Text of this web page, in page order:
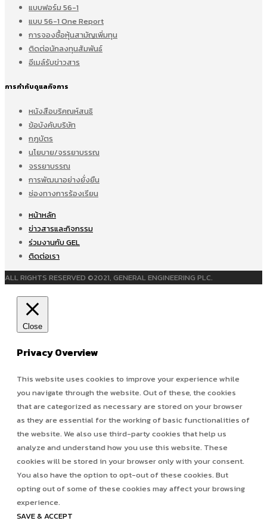
แบบฟอร์ม 56-1
แบบ 56-1 One Report
การจองซื้อหุ้นสามัญเพิ่มทุน
ติดต่อนักลงทุนสัมพันธ์
อีเมล์รับข่าวสาร
การกำกับดูแลกิจการ
หนังสือบริคณห์สนธิ
ข้อบังคับบริษัท
กฎบัตร
นโยบาย/จรรยาบรรณ
จรรยาบรรณ
การพัฒนาอย่างยั่งยืน
ช่องทางการร้องเรียน
หน้าหลัก
ข่าวสารและกิจกรรม
ร่วมงานกับ GEL
ติดต่อเรา
ALL RIGHTS RESERVED ©2021, GENERAL ENGINEERING PLC.
Close
Privacy Overview
This website uses cookies to improve your experience while
you navigate through the website. Out of these, the cookies
that are categorized as necessary are stored on your browser
as they are essential for the working of basic functionalities of
the website. We also use third-party cookies that help us
analyze and understand how you use this website. These
cookies will be stored in your browser only with your consent.
You also have the option to opt-out of these cookies. But
opting out of some of these cookies may affect your browsing
experience.
SAVE & ACCEPT